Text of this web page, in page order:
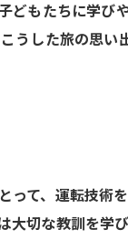
どもたちに学び
うした旅の思
って、運転技術
切な教訓を学